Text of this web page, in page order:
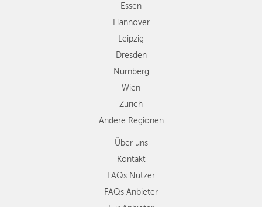
Zürich
Andere
Regionen
Essen
Hannover
Leipzig
Dresden
Nürnberg
Wien
Zürich
Andere Regionen
Über uns
Kontakt
FAQs Nutzer
FAQs Anbieter